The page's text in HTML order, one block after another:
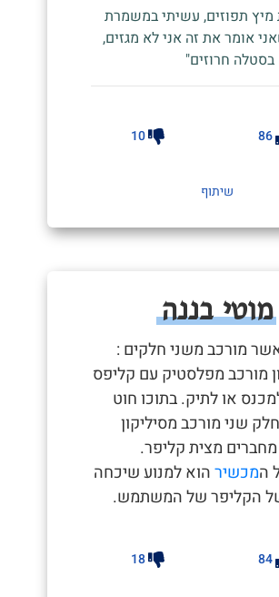
מיץ תפוזים, עשיתי במשמרת
אומר את זה אני לא מגזים,
חרוזים"
86
10
שיתוף
מוטי בננה
מורכב משני חלקים :
מורכב מפלסטיק עם קליפס
או לתיק. בתוכו חוט
שני מורכב מסיליקון
מצית קליפר.
המכשירהוא למנוע שיכחה
של הקליפר של המשתמש.
84
18